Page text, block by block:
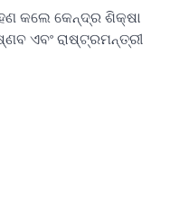
କଲେ କେନ୍ଦ୍ର ଶିକ୍ଷା
ଏବଂ ରାଷ୍ଟ୍ରମନ୍ତ୍ରୀ